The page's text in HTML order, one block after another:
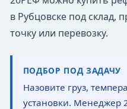
в Рубцовске под склад,
точку или перевозку.
ПОДБОР ПОД ЗАДАЧУ
Назовите груз,
установки. Менеджер